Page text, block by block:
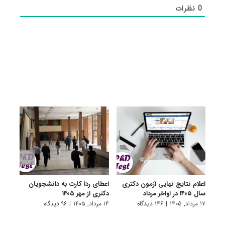
0نظرات
اعلام نتایج نهایی آزمون دکتری
سال ۱۴۰۵ در اواخر مرداد
۱۷ مرداد, ۱۴۰۵ | ۱۴۶ دیدگاه
اعطای ردا کارت به دانشجویان
دکتری از مهر ۱۴۰۵
۱۴ مرداد, ۱۴۰۵ | ۹۶ دیدگاه